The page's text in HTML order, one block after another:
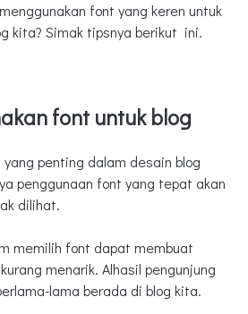
font yang keren untuk
kita? Simak tipsnya berikut ini.
font
dengan font tebal
dan subheading
kontras dengan warna latar blog
font untuk blog
penting dalam desain blog
penggunaan font yang tepat akan
dilihat.
memilih font dapat membuat
menarik. Alhasil pengunjung
lama berada di blog kita.